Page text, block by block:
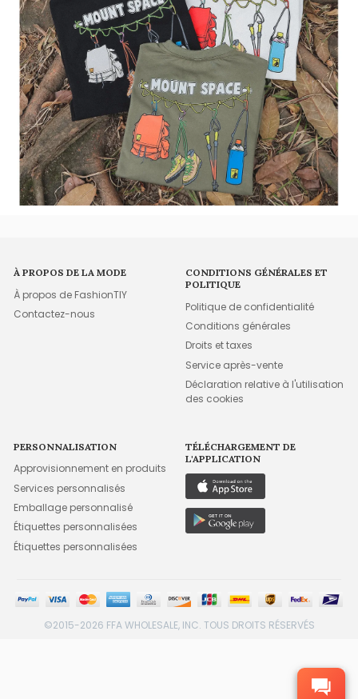
À PROPOS DE LA MODE
À propos de FashionTIY
Contactez-nous
CONDITIONS GÉNÉRALES ET
POLITIQUE
Politique de confidentialité
Conditions générales
Droits et taxes
Service après-vente
Déclaration relative à l'utilisation
des cookies
PERSONNALISATION
Approvisionnement en produits
Services personnalisés
Emballage personnalisé
Étiquettes personnalisées
Étiquettes personnalisées
TÉLÉCHARGEMENT DE
L'APPLICATION
©2015-2026 FFA WHOLESALE, INC. TOUS DROITS RÉSERVÉS